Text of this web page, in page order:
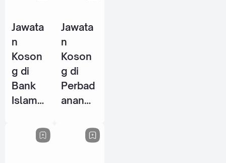
2026
Jawata
n
Koson
g di
Bank
Islam
Berhad
Jawata
n
Koson
g di
Perbad
anan
Johor